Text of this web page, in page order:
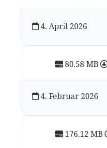
4. April 2026
80.58 MB
4. Februar 2026
176.12 MB